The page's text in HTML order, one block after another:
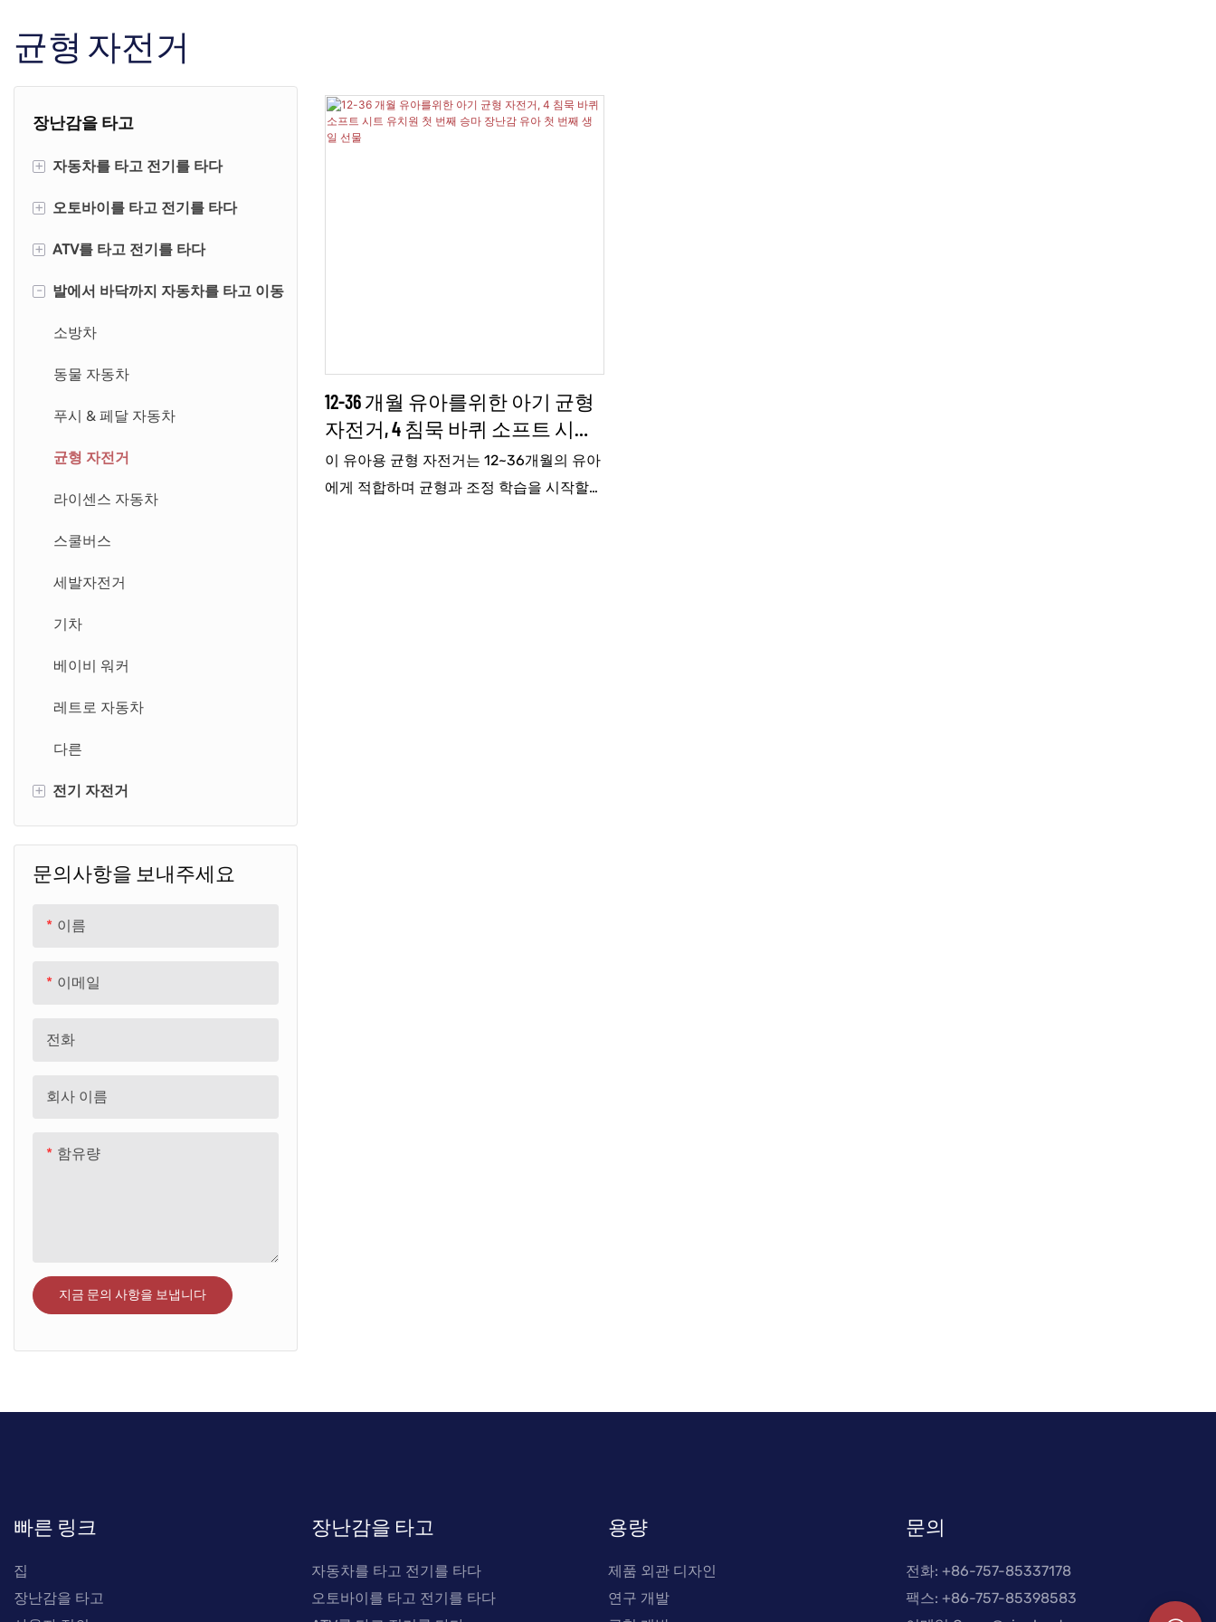
균형 자전거
장난감을 타고
+ 자동차를 타고 전기를 타다
범퍼카
파는 사람
고카트
경주용 자동차
클래식카
빌딩 블록
다른
기차
지프
+ 오토바이를 타고 전기를 타다
경찰 오토바이
귀여운 오토바이
우주 오토바이
레트로 오토바이
+ ATV를 타고 전기를 타다
미니 쿼드
쿼드(예고편 포함)
쿼드
- 발에서 바닥까지 자동차를 타고 이동
소방차
동물 자동차
푸시 & 페달 자동차
균형 자전거
라이센스 자동차
스쿨버스
세발자전거
기차
베이비 워커
레트로 자동차
다른
+ 전기 자전거
어린이 먼지 자전거
어린이 전자자전거
성인용 전기자전거
문의사항을 보내주세요
이름
이메일
전화
회사 이름
함유량
지금 문의 사항을 보냅니다
12-36 개월 유아를위한 아기 균형
자전거, 4 침묵 바퀴 소프트 시트
유치원 첫 번째 승마 장난감 유아
첫 번째 생일 선물
이 유아용 균형 자전거는 12~36개월의 유아
에게 적합하며 균형과 조정 학습을 시작할
빠른 링크
집
장난감을 타고
장난감을 타고
자동차를 타고 전기를 타다
오토바이를 타고 전기를 타다
용량
제품 외관 디자인
연구 개발
문의
전화: +86-757-85337178
팩스: +86-757-85398583